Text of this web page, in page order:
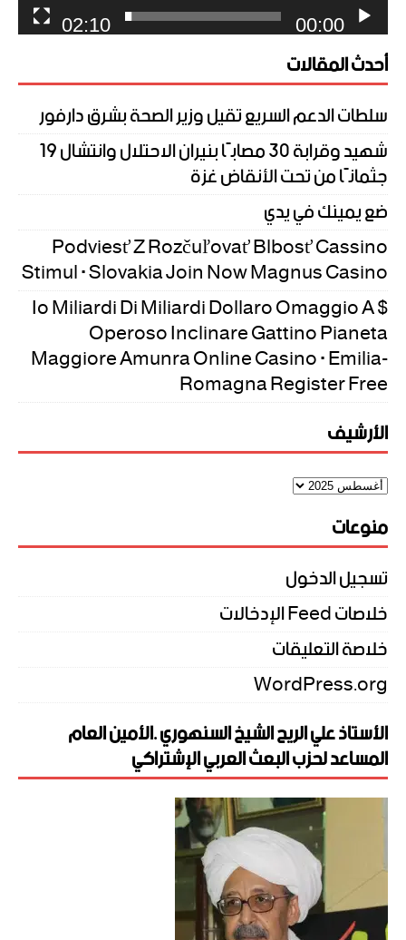
00:00
02:10
أحدث المقالات
سلطات الدعم السريع تقيل وزير الصحة بشرق دارفور
شهيد وقرابة 30 مصابًا بنيران الاحتلال وانتشال 19
جثمانًا من تحت الأنقاض غزة
ضع يمينك في يدي
Podviesť Z Rozčuľovať Blbosť Cassino
Stimul · Slovakia Join Now Magnus Casino
$ Io Miliardi Di Miliardi Dollaro Omaggio A
Operoso Inclinare Gattino Pianeta
Maggiore Amunra Online Casino · Emilia-
Romagna Register Free
الأرشيف
منوعات
تسجيل الدخول
خلاصات Feed الإدخالات
خلاصة التعليقات
WordPress.org
الأستاذ علي الريح الشيخ السنهوري .الأمين العام
المساعد لحزب البعث العربي الإشتراكي